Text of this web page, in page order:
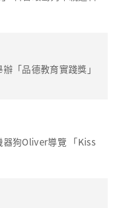
「品德教育實踐獎」
狗Oliver導覽 「Kiss